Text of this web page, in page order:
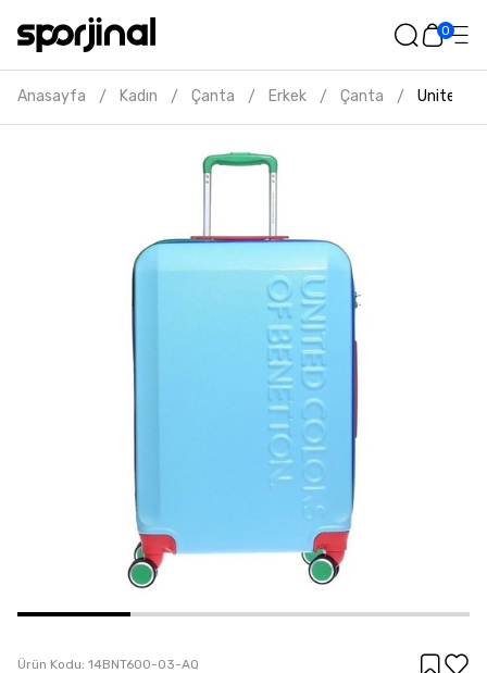
0
Anasayfa / Kadın / Çanta / Erkek / Çanta / United
Ürün Kodu: 14BNT600-03-AQ